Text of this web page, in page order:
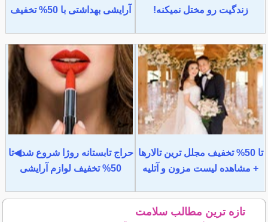
زندگیت رو مختل نمیکنه!
آرایشی بهداشتی با 50% تخفیف
تا 50% تخفیف مجلل ترین تالارها
+ مشاهده لیست مزون و آتلیه
حراج تابستانه روژا شروع شد◀تا
50% تخفیف لوازم آرایشی
تازه ترین مطالب سلامت